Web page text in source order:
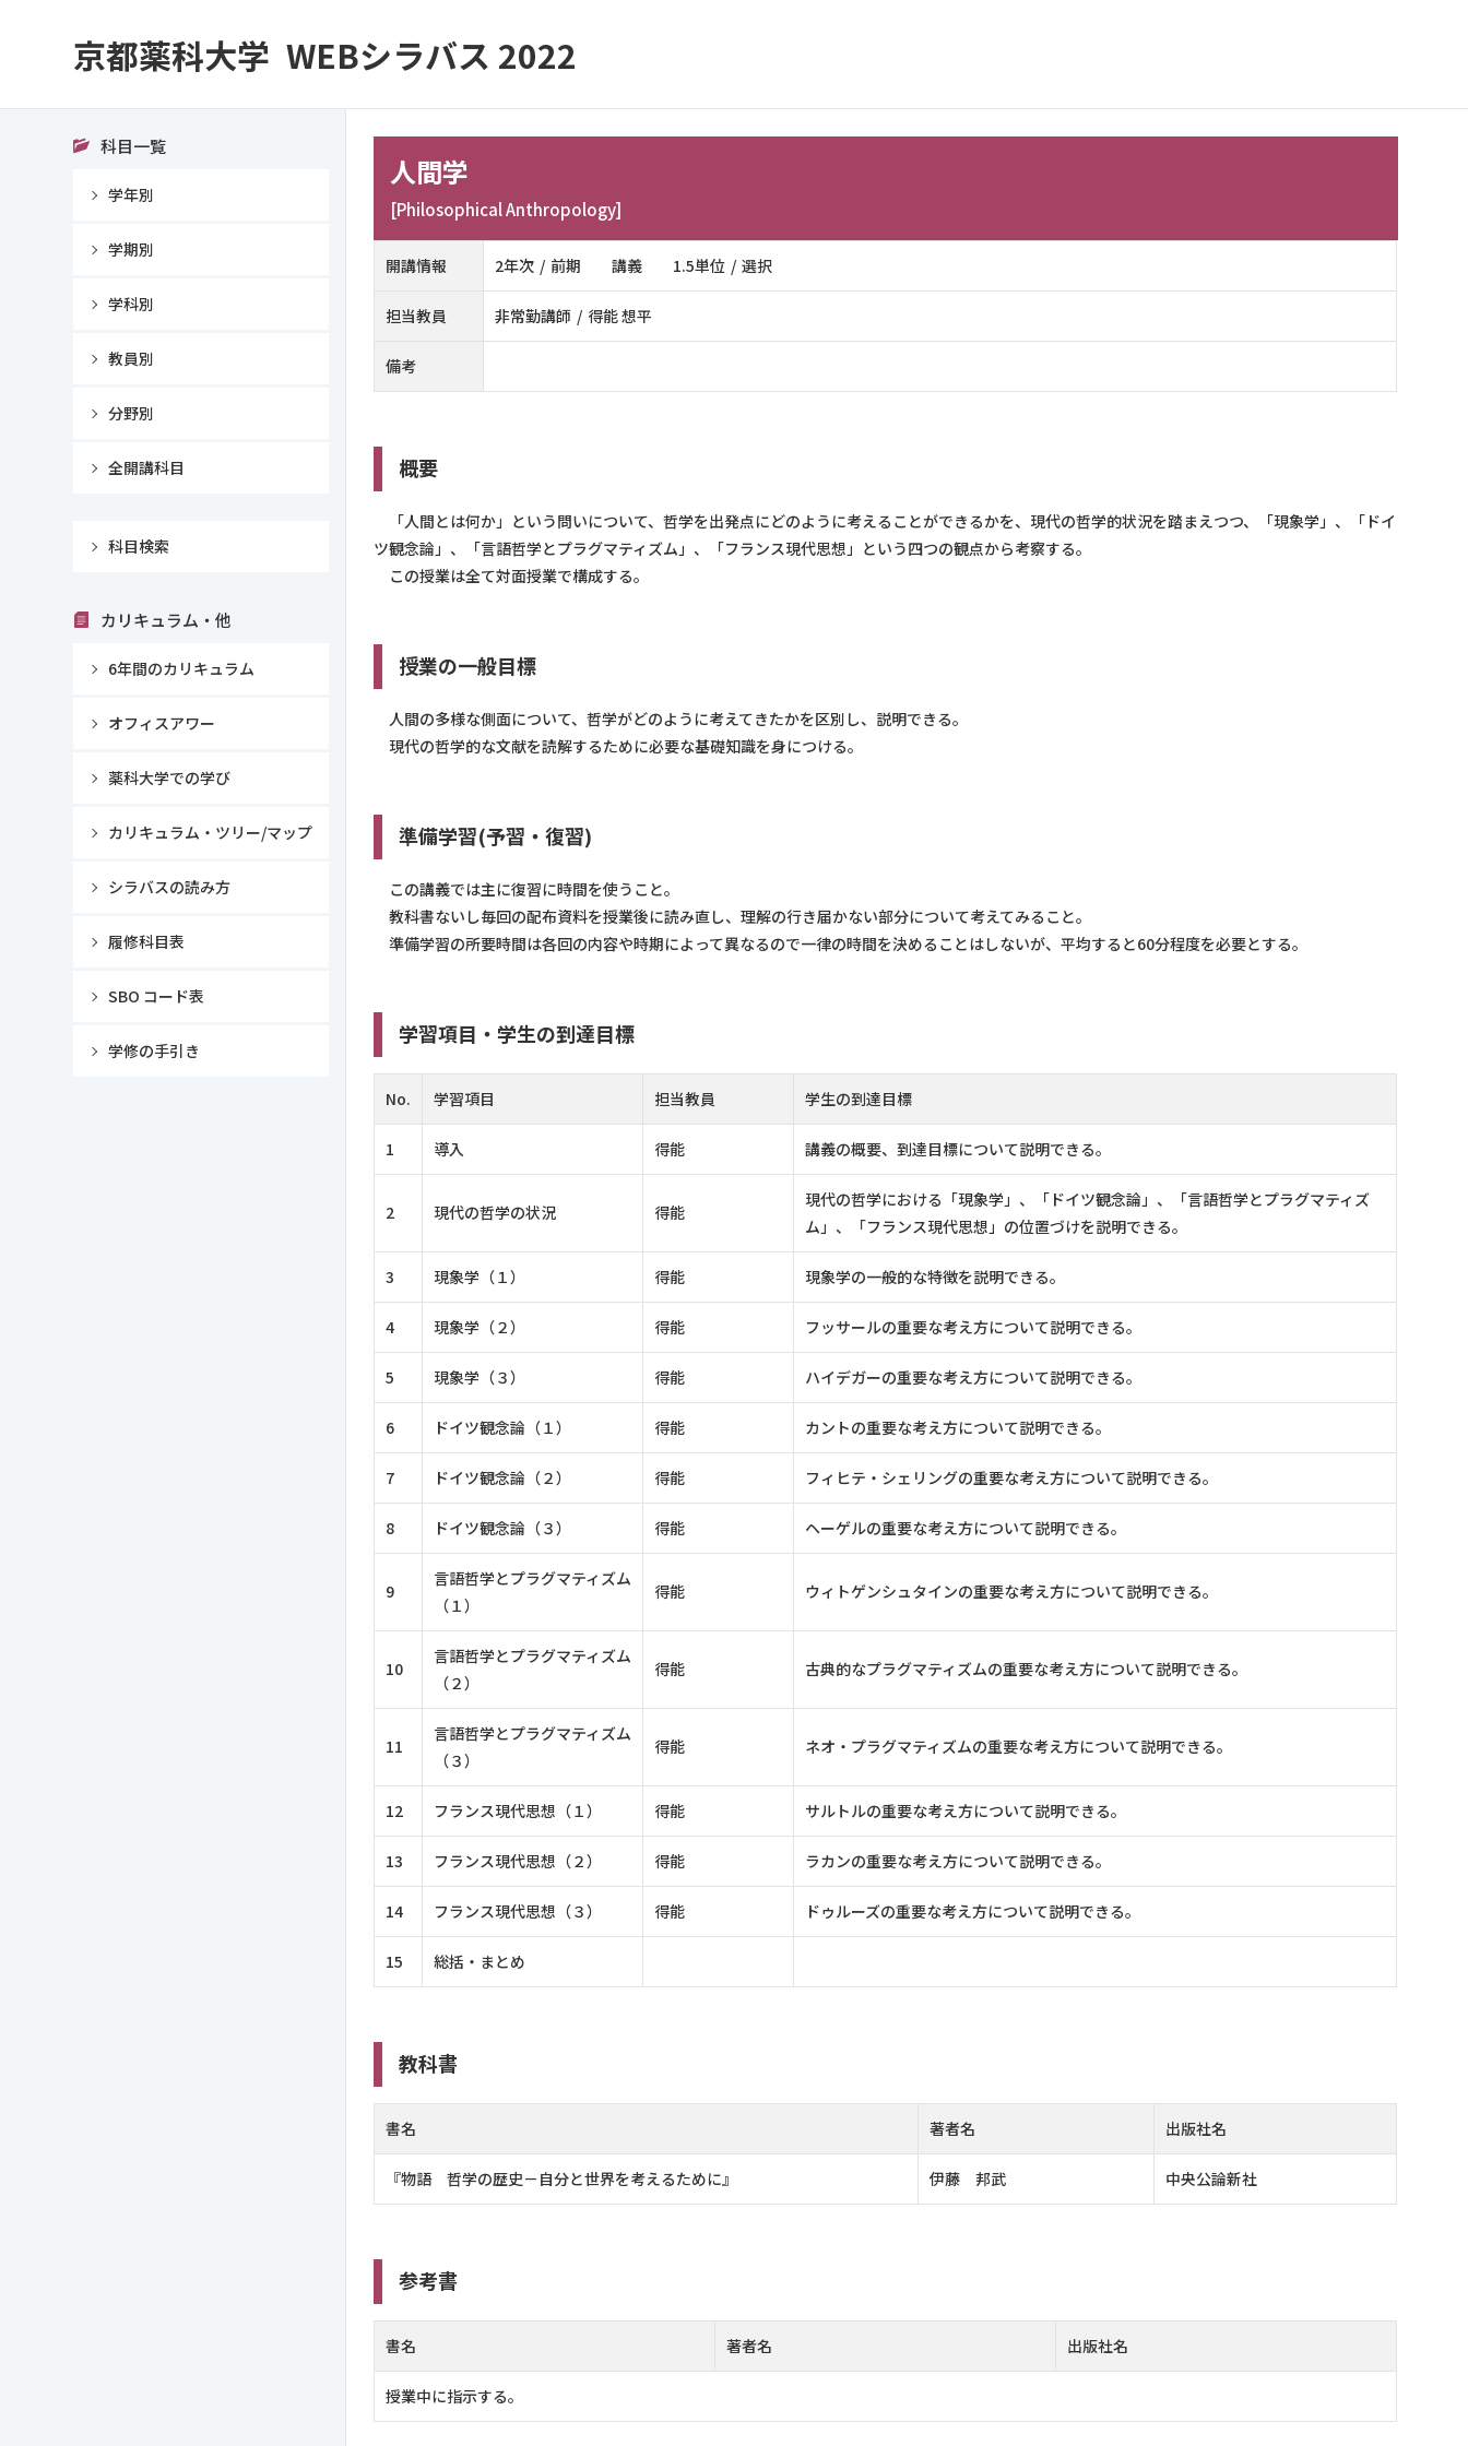
京都薬科大学 WEBシラバス 2022
科目一覧
学年別
学期別
学科別
教員別
分野別
全開講科目
科目検索
カリキュラム・他
6年間のカリキュラム
オフィスアワー
薬科大学での学び
カリキュラム・ツリー/マップ
シラバスの読み方
履修科目表
SBO コード表
学修の手引き
人間学
[Philosophical Anthropology]
開講情報 2年次 前期 講義 1.5単位 選択
担当教員 非常勤講師 得能 想平
備考
概要
「人間とは何か」という問いについて、哲学を出発点にどのように考えることができるかを、現代の哲学的状況を踏まえつつ、「現象学」、「ドイ
ツ観念論」、「言語哲学とプラグマティズム」、「フランス現代思想」という四つの観点から考察する。
この授業は全て対面授業で構成する。
授業の一般目標
人間の多様な側面について、哲学がどのように考えてきたかを区別し、説明できる。
現代の哲学的な文献を読解するために必要な基礎知識を身につける。
準備学習(予習・復習)
この講義では主に復習に時間を使うこと。
教科書ないし毎回の配布資料を授業後に読み直し、理解の行き届かない部分について考えてみること。
準備学習の所要時間は各回の内容や時期によって異なるので一律の時間を決めることはしないが、平均すると60分程度を必要とする。
学習項目・学生の到達目標
No. 学習項目 担当教員 学生の到達目標
1 導入 得能 講義の概要、到達目標について説明できる。
2 現代の哲学の状況 得能
現代の哲学における「現象学」、「ドイツ観念論」、「言語哲学とプラグマティズ
ム」、「フランス現代思想」の位置づけを説明できる。
3 現象学（１） 得能 現象学の一般的な特徴を説明できる。
4 現象学（２） 得能 フッサールの重要な考え方について説明できる。
5 現象学（３） 得能 ハイデガーの重要な考え方について説明できる。
6 ドイツ観念論（１） 得能 カントの重要な考え方について説明できる。
7 ドイツ観念論（２） 得能 フィヒテ・シェリングの重要な考え方について説明できる。
8 ドイツ観念論（３） 得能 ヘーゲルの重要な考え方について説明できる。
9
言語哲学とプラグマティズム
（１）
得能 ウィトゲンシュタインの重要な考え方について説明できる。
10
言語哲学とプラグマティズム
（２）
得能 古典的なプラグマティズムの重要な考え方について説明できる。
11
言語哲学とプラグマティズム
（３）
得能 ネオ・プラグマティズムの重要な考え方について説明できる。
12 フランス現代思想（１） 得能 サルトルの重要な考え方について説明できる。
13 フランス現代思想（２） 得能 ラカンの重要な考え方について説明できる。
14 フランス現代思想（３） 得能 ドゥルーズの重要な考え方について説明できる。
15 総括・まとめ
教科書
書名 著者名 出版社名
『物語 哲学の歴史－自分と世界を考えるために』 伊藤 邦武 中央公論新社
参考書
書名 著者名 出版社名
授業中に指示する。